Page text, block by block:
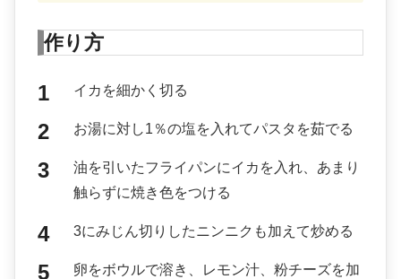
作り方
イカを細かく切る
お湯に対し1％の塩を入れてパスタを茹でる
油を引いたフライパンにイカを入れ、あまり
触らずに焼き色をつける
3にみじん切りしたニンニクも加えて炒める
卵をボウルで溶き、レモン汁、粉チーズを加